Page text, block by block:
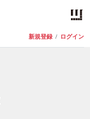
新規登録 / ログイン